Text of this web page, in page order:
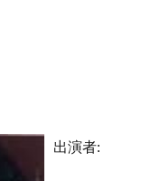
出演者: